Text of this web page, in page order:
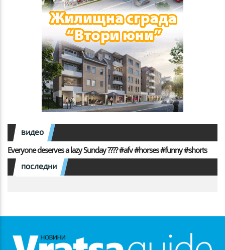
видео
Everyone deserves a lazy Sunday ???? #afv #horses #funny #shorts
последни